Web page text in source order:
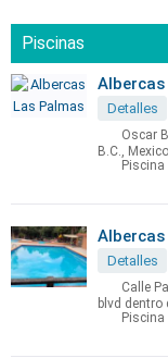
Piscinas
Detalles
Oscar
B.C., Mexico
Piscina
Detalles
Calle
blvd dentro
Piscina